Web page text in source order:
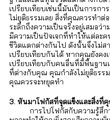
เปรียบเทียบเช่นนี้มันเป็นการกา
ไม่ยุติธรรมเลย สิ่งที่คุณควรทำต่
ระลึกถึงความเป็นจริงอยู่เสมอว่
มีความเป็นปัจเจกที่ทำให้แต่ละค
ชีวิตแตกต่างกันไป ดังนั้นจึงไม่ส
เปรียบเทียบกันได้ หากคุณยังคงเ
เปรียบเทียบกับคนอื่นที่มีพื้นฐาน
ที่ต่างกับคุณ คุณกำลังไม่ยุติธรรม
คุณควรจะหยุดทำ
3. หันมาโฟกัสที่จุดแข็งและสิ่งที่